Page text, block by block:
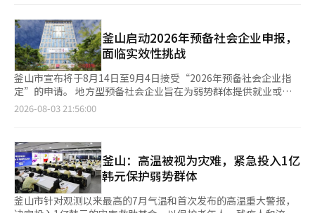
策。” 在随后的非公开会议上，相关部门和地方自治团体依次报
告了酷暑·干旱的损害现状和应对情况。 卫生福利部报告称，正
在加强对独居老人、残疾人家庭、无家可归者和廉租房居民等弱势
群体的定制保护。劳动部则解释了加强现场检查和对酷暑脆弱企业
的财政支持的措施。 京畿道和庆尚南道等地方自治团体也报告了
各自地区的酷暑·干旱损害现状和未来应对计划。 李总统询问卫
生福利部是否可以利用人工智能（AI）来确认弱势群体的安危，并
要求各部门更加关注行政信息化和新技术的应用。 这被解读为希
指出相关媒体报道表明，保护外籍劳工不仅是人权问题，还可能对
韩国的国际形象和经济产生负面影响。 他要求农林畜产食品部和
劳动部特别关注在农村和户外工作场所工作的外籍劳工的工作和休
息条件，以及酷暑安全规范的遵守情况。 李总统评价称，尽管今
年气象情况恶化，但通过提前应对，某些部门反而减少了损失。他
收入中断让我感到无助。”他们纷纷诉说着高温带来的经济困境。
随着高温灾害的全面扩散，各地政府迅速展开应急响应。首尔市启
动了“停下、降温、关注”的三大应对措施，投入总额205亿韩元
的灾害救助基金。根据计划，市政府发包的56个建筑工地的户外作
业原则上暂停，同时为了缓解城市热岛效应，增加了道路洒水的频
率，最多可达到每天6次。 京畿道也启动了高温灾难安全对策总
部，检查建筑工地的休息时间遵守情况，并加强对农村地区和独居
老人的安全管理。地方市县也开始实施区域定制的对策，如动用洒
暴露在健康威胁中的弱势群体，保护措施也在集中实施。首尔市向
约41万户低收入家庭和低保家庭紧急提供5万韩元的降温费用，并
加强对贫民区居民的公共空调电费支持和上门护理服务。 对于独
居老人和残疾人等健康脆弱群体的6万3000余人，市政府每天进行
1至2次的关怀探访，并扩大为流动劳动者提供的30个休息场所的
运营，直至周末，全力动员行政资源。 灾难安全专家强调了对高
教育支持。将关闭的网点改建为教育设施的“新韩学易再”被指定
为国家AI数字学习中心，并将在未来提供数字能力支持中心。目
前，新韩金融在仁川、苏源、釜山和光州等四个地方运营“新韩学
易再”。 新韩金融会长陈玉东表示：“AI和数字教育不仅仅是设备
使用方法的培训，更是保护国民资产免受金融诈骗的重要工
作。”他还表示：“我们将利用集团的线上和线下金融教育基础设
施，与科学技术信息通信部合作，确保没有人被数字变革所排
斥。”※ 本报道经人工智能（AI）系统翻译与编辑。
釜山启动2026年预备社会企业申报，
面临实效性挑战
釜山市宣布将于8月14日至9月4日接受“2026年预备社会企业指
定”的申请。 地方型预备社会企业旨在为弱势群体提供就业或社
会服务，并为社区做出贡献，地方政府将其指定为有潜力未来发展
内仅选择一定数量的企业。 釜山市中小企业支持处社会经济团队
的相关人士表示：“预备社会企业指定所需的预算仅为发放指定证
书的费用。”并指出：“由于预算限制并不构成对指定企业数量的
限制，只要满足一定条件，所有企业都有可能被指定。”不过，预
备社会企业的指定与后续参与的财政支持项目是分开运作的。即使
2026-08-03 21:56:00
釜山：高温被视为灾难，紧急投入1亿
韩元保护弱势群体
釜山市针对观测以来最高的7月气温和首次发布的高温重大警报，